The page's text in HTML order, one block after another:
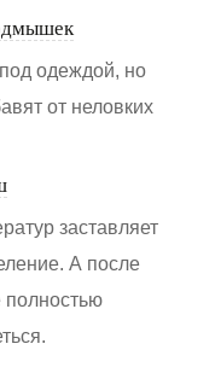
одеждой, но
от неловких
заставляет
А после
полностью